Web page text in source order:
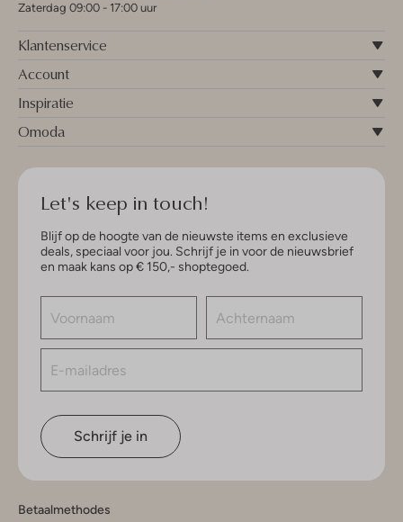
Zaterdag 09:00 - 17:00 uur
Klantenservice
Account
Inspiratie
Omoda
Let's keep in touch!
Blijf op de hoogte van de nieuwste items en exclusieve
deals, speciaal voor jou. Schrijf je in voor de nieuwsbrief
en maak kans op € 150,- shoptegoed.
Schrijf je in
Betaalmethodes